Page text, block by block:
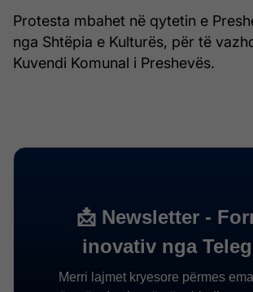
Protesta mbahet në qytetin e
nga Shtëpia e Kulturës, për të
Kuvendi Komunal i Preshevës.